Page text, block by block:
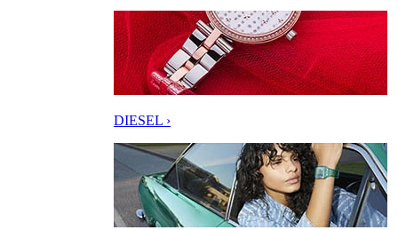
DIESEL ›